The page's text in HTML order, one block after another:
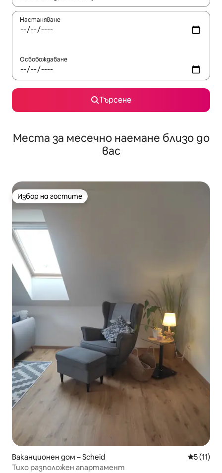
Настаняване
Освобождаване
Търсене
Места за месечно наемане близо до
вас
Избор на гостите
Избор на гостите
Ваканционен дом – Scheid Средна
5 (11)
Тихо разположен апартамент